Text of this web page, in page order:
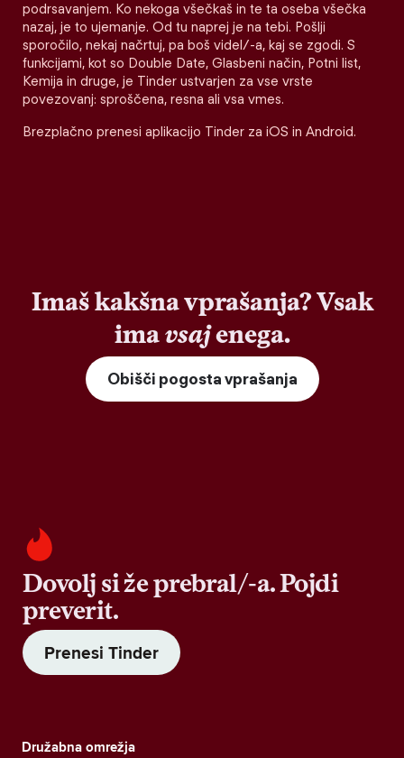
podrsavanjem. Ko nekoga všečkaš in te ta oseba všečka
nazaj, je to ujemanje. Od tu naprej je na tebi. Pošlji
sporočilo, nekaj načrtuj, pa boš videl/-a, kaj se zgodi. S
funkcijami, kot so Double Date, Glasbeni način, Potni list,
Kemija in druge, je Tinder ustvarjen za vse vrste
povezovanj: sproščena, resna ali vsa vmes.
Brezplačno prenesi aplikacijo Tinder za iOS in Android.
Imaš kakšna vprašanja? Vsak
imavsajenega.
Obišči pogosta vprašanja
Dovolj si že prebral/-a. Pojdi
preverit.
Prenesi Tinder
Družabna omrežja